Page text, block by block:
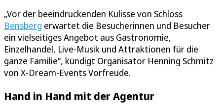
„Vor der beeindruckenden Kulisse von Schloss
Bensberg erwartet die Besucherinnen und Besucher
ein vielseitiges Angebot aus Gastronomie,
Einzelhandel, Live-Musik und Attraktionen für die
ganze Familie“, kündigt Organisator Henning Schmitz
von X-Dream-Events Vorfreude.
Hand in Hand mit der Agentur